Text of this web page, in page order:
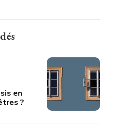
en
?